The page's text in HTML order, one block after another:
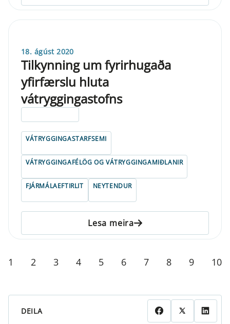
18. ágúst 2020
Tilkynning um fyrirhugaða
yfirfærslu hluta
vátryggingastofns
VÁTRYGGINGASTARFSEMI
VÁTRYGGINGAFÉLÖG OG VÁTRYGGINGAMIÐLANIR
FJÁRMÁLAEFTIRLIT NEYTENDUR
Lesa meira
1 2 3 4 5 6 7 8 9 10
DEILA